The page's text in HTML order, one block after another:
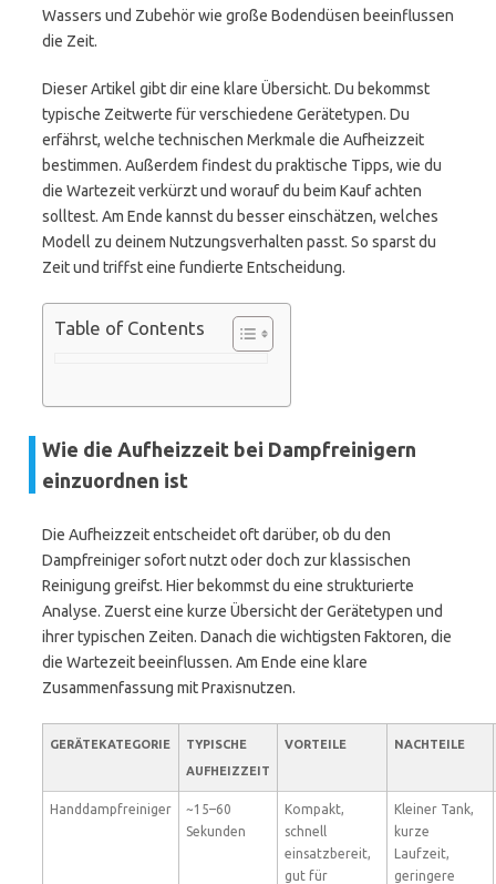
Wassers und Zubehör wie große Bodendüsen beeinflussen
die Zeit.
Dieser Artikel gibt dir eine klare Übersicht. Du bekommst
typische Zeitwerte für verschiedene Gerätetypen. Du
erfährst, welche technischen Merkmale die Aufheizzeit
bestimmen. Außerdem findest du praktische Tipps, wie du
die Wartezeit verkürzt und worauf du beim Kauf achten
solltest. Am Ende kannst du besser einschätzen, welches
Modell zu deinem Nutzungsverhalten passt. So sparst du
Zeit und triffst eine fundierte Entscheidung.
Table of Contents
Wie die Aufheizzeit bei Dampfreinigern
einzuordnen ist
Die Aufheizzeit entscheidet oft darüber, ob du den
Dampfreiniger sofort nutzt oder doch zur klassischen
Reinigung greifst. Hier bekommst du eine strukturierte
Analyse. Zuerst eine kurze Übersicht der Gerätetypen und
ihrer typischen Zeiten. Danach die wichtigsten Faktoren, die
die Wartezeit beeinflussen. Am Ende eine klare
Zusammenfassung mit Praxisnutzen.
GERÄTEKATEGORIE
TYPISCHE
AUFHEIZZEIT
VORTEILE NACHTEILE
Handdampfreiniger
~15–60
Sekunden
Kompakt,
schnell
einsatzbereit,
gut für
Kleiner Tank,
kurze
Laufzeit,
geringere